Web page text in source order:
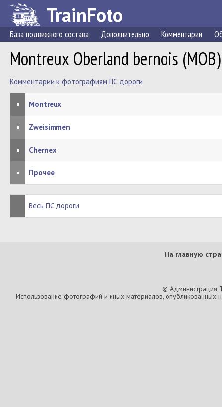
TrainFoto
База подвижного состава Дополнительно Комментарии
Montreux Oberland bernois (MOB)
Комментарии к фотографиям ПС дороги
• Montreux
• Zweisimmen
• Chernex
• Прочее
Весь ПС дороги
На главную
© Администрация
Использование фотографий и иных материалов, опубликованных